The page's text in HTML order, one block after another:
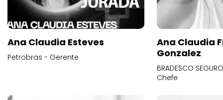
Ana Claudia Esteves
Petrobras - Gerente
Ana Claudia
Gonzalez
BRADESCO
Chefe